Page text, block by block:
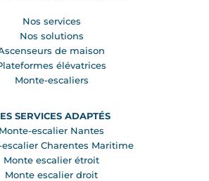
Nos services
Nos solutions
de maison
élévatrices
Monte-escaliers
SERVICES ADAPTÉS
Monte-escalier Nantes
escalier Charentes Maritime
Monte escalier étroit
Monte escalier droit